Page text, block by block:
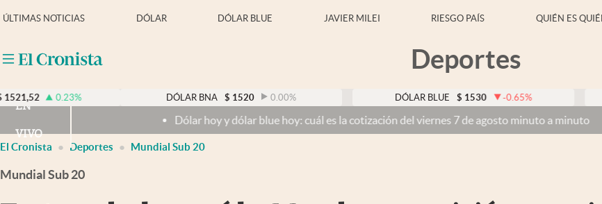
ÚLTIMAS NOTICIAS DÓLAR DÓLAR BLUE JAVIER MILEI RIESGO PAÍS QUIÉN ES
Deportes
Mercados Online
Otras secciones
Infotechnology
Clase
Clima
0.23% DÓLAR BNA $ 1520 0.00% DÓLAR BLUE $ 1530 -0.65%
EN
VIVO
Dólar hoy y dólar blue hoy: cuál es la cotización del viernes 7 de agosto minuto a minuto
El Cronista Deportes Mundial Sub 20
Mundial Sub 20